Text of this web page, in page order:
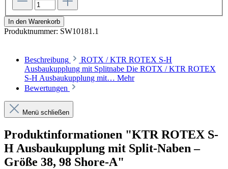
In den Warenkorb
Produktnummer: SW10181.1
Beschreibung
ROTX / KTR ROTEX S-H
Ausbaukupplung mit Splitnabe Die ROTX / KTR ROTEX
S-H Ausbaukupplung mit… Mehr
Bewertungen
Menü schließen
Produktinformationen "KTR ROTEX S-
H Ausbaukupplung mit Split-Naben –
Größe 38, 98 Shore-A"